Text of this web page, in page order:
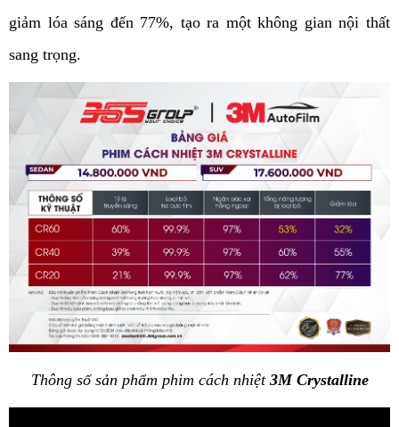
giảm lóa sáng đến 77%, tạo ra một không gian nội thất
sang trọng.
Thông số sản phẩm phim cách nhiệt 3M Crystalline